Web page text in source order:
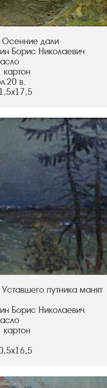
Осенние дали
Борис Николаевич
картон
в.
Уставшего путника манят
Борис Николаевич
картон